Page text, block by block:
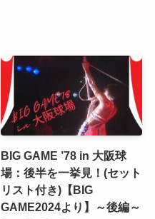
BIG GAME ’78 in 大阪球
場：後半を一挙見！(セット
リスト付き)【BIG
GAME2024より】～後編～